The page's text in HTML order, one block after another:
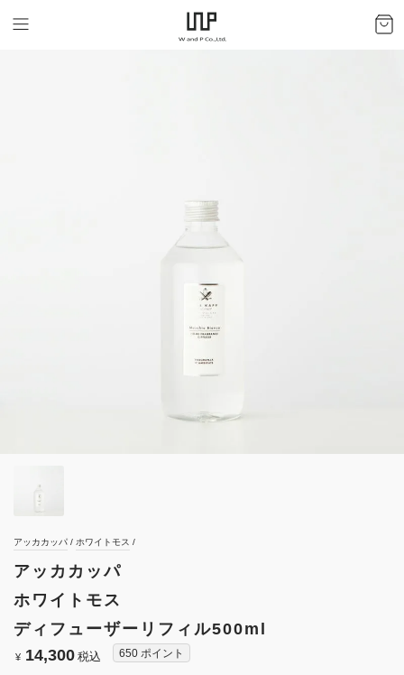
アッカカッパ ホワイトモス
アッカカッパ
ホワイトモス
ディフューザーリフィル500ml
¥ 14,300 税込 650 ポイント